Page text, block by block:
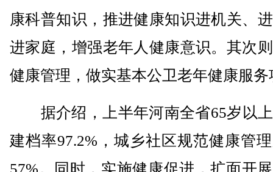
康科普知识，推进健康知识进机关、
进家庭，增强老年人健康意识。其次
健康管理，做实基本公卫老年健康服务
据介绍，上半年河南全省65岁以
建档率97.2%，城乡社区规范健康管
57%。同时，实施健康促进，扩面开